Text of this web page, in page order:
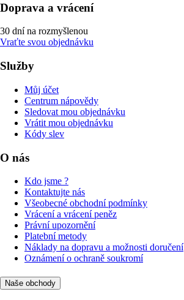
Doprava a vrácení
30 dní na rozmyšlenou
Vraťte svou objednávku
Služby
Můj účet
Centrum nápovědy
Sledovat mou objednávku
Vrátit mou objednávku
Kódy slev
O nás
Kdo jsme ?
Kontaktujte nás
Všeobecné obchodní podmínky
Vrácení a vrácení peněz
Právní upozornění
Platební metody
Náklady na dopravu a možnosti doručení
Oznámení o ochraně soukromí
Naše obchody